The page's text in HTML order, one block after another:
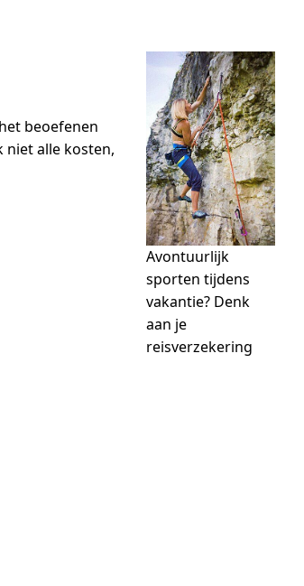
Avontuurlijk
sporten tijdens
vakantie? Denk
aan je
reisverzekering
beoefenen
niet alle kosten,